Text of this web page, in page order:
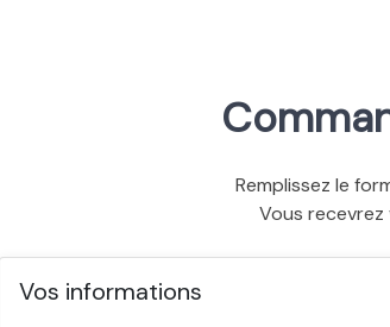
Remplissez le
Vous
Vos informations